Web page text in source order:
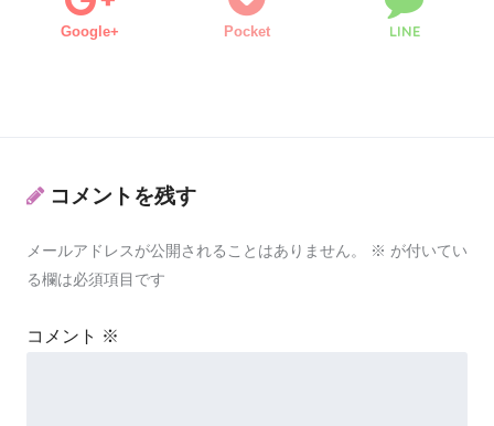
Google+ Pocket LINE
コメントを残す
メールアドレスが公開されることはありません。 ※ が付いてい
る欄は必須項目です
コメント ※